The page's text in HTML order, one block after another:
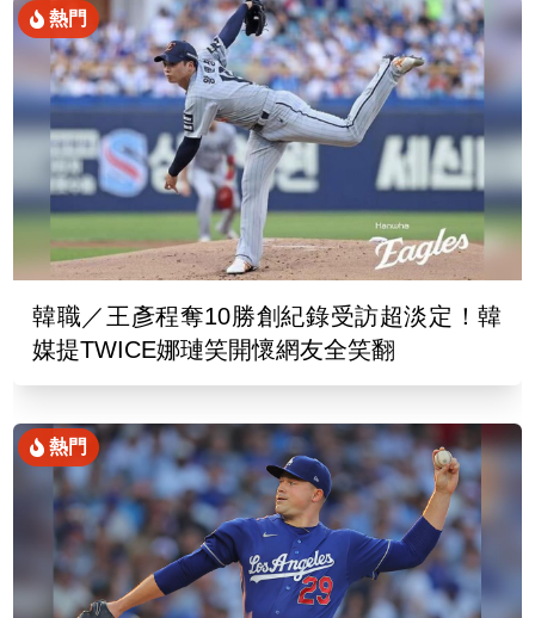
熱門
韓職／王彥程奪10勝創紀錄受訪超淡定！韓
媒提TWICE娜璉笑開懷網友全笑翻
熱門